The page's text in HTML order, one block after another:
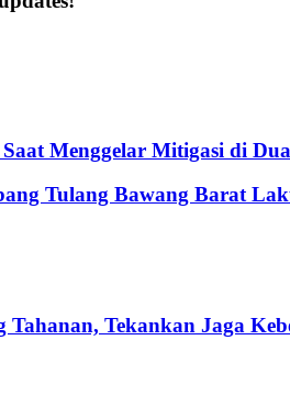
Menggelar Mitigasi di
Tulang Bawang Barat
Tekankan Jaga